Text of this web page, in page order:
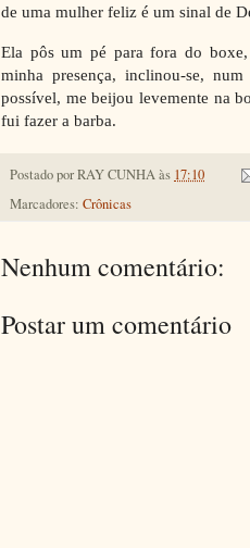
de uma mulher feliz é um sinal de
Ela pôs um pé para fora do
minha presença, inclinou-se,
possível, me beijou levemente na
fui fazer a barba.
Postado porRAY CUNHAàs 17:10
Marcadores: Crônicas
Nenhum comentário:
Postar um comentário